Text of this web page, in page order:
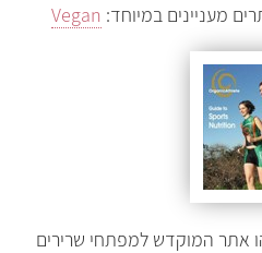
מעניינים במיוחד: Vegan
אתר המוקדש למפתחי שרירים